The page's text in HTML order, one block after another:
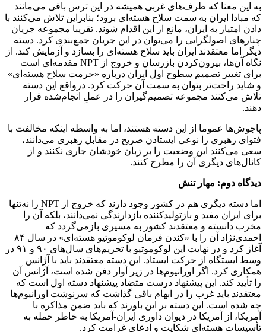
به این معنا که طرف‌های غربی همیشه در این ترس باقی می‌مانند
که مبادا ایران به سمت سلاح هسته‌ای برود؛ بنابراین تلاش می‌کنند با
دادن امتیاز به ایران، مانع از این اقدام شوند. تقریبا مجموعه جریان
چنارهای اصولگرایی را می‌توان در این جریان جمع‌بندی کرد. دسته
دیگر اما معتقدند ایران باید سلاح هسته‌ای را بسازد و آزمایش کند. از
نگاه آن‌ها، بیرون‌کردن بازرسان و خروج از NPT مقدمه‌ای است
برای تغییر تصمیم سطوح اول ایران درباره «حرمت سلاح هسته‌ای»
و شاید راحت‌تر بتوان به سمت آن حرکت کرد. درواقع این دسته
تلاش می‌کنند مجموعه تصمیم‌گیران را در عملِ انجام‌شده قرار
دهند.
پاجوش‌ها عموما از این دسته هستند، اما به واسطه اینکه مخالفت با
فتوای رهبری را نوعی ایستادن صریح در مقابل رهبری می‌دانند،
سعی می‌کنند این وضعیت را بر زبان خودشان جاری نکنند و از
کانال‌های دیگری آن را مطرح کنند.
دیدگاه دوم: مهار تنش
اما دسته دیگری هم در کشور وجود دارند که خروج از NPT را نه‌تنها
برای ایران مفید و بازتولیدکننده بازدارندگی نمی‌دانند، بلکه آن را
مخرب دانسته و معتقدند کشور به مسیری بازمی‌گردد که
احمدی‌نژاد آن را با «کندن فرمان لوکوموتیو هسته‌ای» در سال ۸۴
آغاز کرد و در نهایت این لوکوموتیو با تحریم‌های سال‌های ۹۰ و ۹۱ در
وسط ایستگاه از حرکت ایستاد. این دسته معتقدند باید با آژانس
همکاری کرد. اگر اورانیوم‌ها در زیر آوار دفن شده است، آژانس آن
را تأیید کند. این پیشنهاد درست متضاد پیشنهاد دسته اول است که
معتقدند باید غرب را در ابهام باقی گذاشت که سرنوشت اورانیوم‌ها
چه شده است. این دسته بر این باورند که باید ضمن مذاکره با
آمریکا، از آمریکا در دیوان داوری ایران-آمریکا به خاطر حمله به
تأسیسات هسته‌ای شکایت و ادعای غرامت کرد.